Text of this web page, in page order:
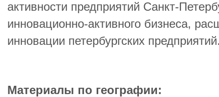
активности предприятий Санкт-
инновационно-активного бизнеса,
инновации петербургских
Материалы по географии: